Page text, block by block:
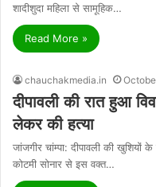
शादीशुदा महिला से सामूहिक…
Read More »
chauchakmedia.in
दीपावली की रात हुआ
लेकर की हत्या
जांजगीर चांम्पा: दीपावली की
कोटमी सोनार से इस वक्त…